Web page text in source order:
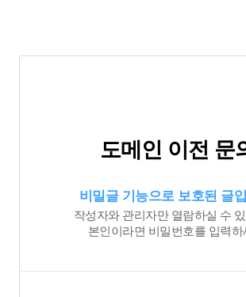
도메인 이전 문
비밀글 기능으로 보호된 글
작성자와 관리자만 열람하실 수
본인이라면 비밀번호를 입력하